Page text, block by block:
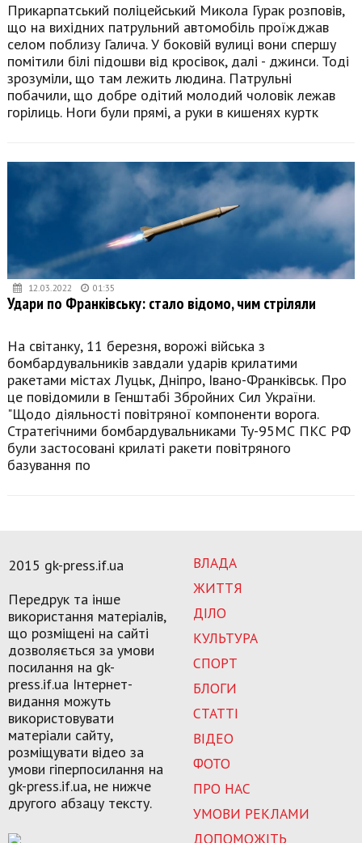
Прикарпатський поліцейський Микола Гурак розповів,
що на вихідних патрульний автомобіль проїжджав
селом поблизу Галича. У боковій вулиці вони спершу
помітили білі підошви від кросівок, далі - джинси. Тоді
зрозуміли, що там лежить людина. Патрульні
побачили, що добре одітий молодий чоловік лежав
горілиць. Ноги були прямі, а руки в кишенях куртк
12.03.2022 01:35
Удари по Франківську: стало відомо, чим стріляли
На світанку, 11 березня, ворожі війська з
бомбардувальників завдали ударів крилатими
ракетами містах Луцьк, Дніпро, Івано-Франківськ. Про
це повідомили в Генштабі Збройних Сил України.
"Щодо діяльності повітряної компоненти ворога.
Стратегічними бомбардувальниками Ту-95МС ПКС РФ
були застосовані крилаті ракети повітряного
базування по
ВЛАДА
ЖИТТЯ
ДІЛО
КУЛЬТУРА
СПОРТ
БЛОГИ
СТАТТІ
ВІДЕО
ФОТО
ПРО НАС
УМОВИ РЕКЛАМИ
ДОПОМОЖІТЬ
2015 gk-press.if.ua
Передрук та інше
використання матеріалів,
що розміщені на сайті
дозволяється за умови
посилання на gk-
press.if.ua Інтернет-
видання можуть
використовувати
матеріали сайту,
розміщувати відео за
умови гіперпосилання на
gk-press.if.ua, не нижче
другого абзацу тексту.